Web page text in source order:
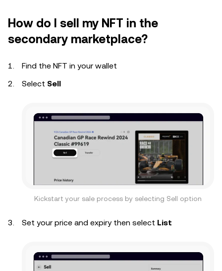
How do I sell my NFT in the
secondary marketplace?
Find the NFT in your wallet
Select Sell
Kickstart your sale process by selecting Sell option
Set your price and expiry then select List